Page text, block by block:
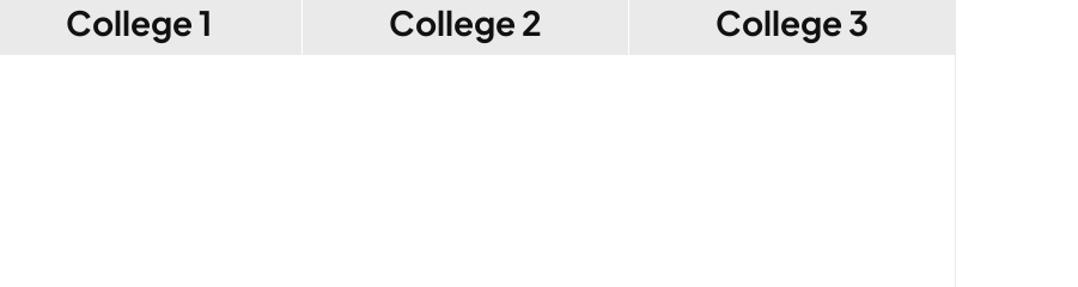
College 1 College 2 College 3